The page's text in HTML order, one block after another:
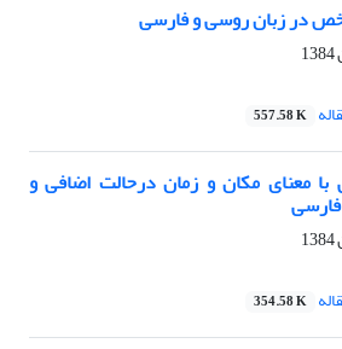
در زبان روسی و فارسی
557.58 K
معنای مکان و زمان درحالت اضافی و
فارسی
354.58 K